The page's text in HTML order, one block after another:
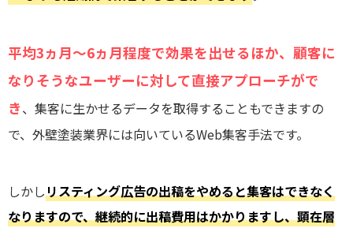
平均3ヵ月～6ヵ月程度で効果を出せるほか、顧客に
なりそうなユーザーに対して直接アプローチがで
き、集客に生かせるデータを取得することもできますの
で、外壁塗装業界には向いているWeb集客手法です。
しかしリスティング広告の出稿をやめると集客はできなく
なりますので、継続的に出稿費用はかかりますし、顕在層